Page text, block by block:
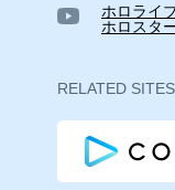
ホロライ
ホロスタ
RELATED SITES